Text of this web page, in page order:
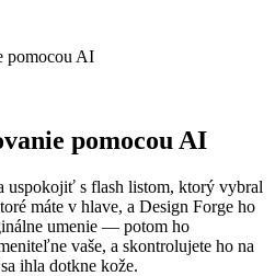
pomocou AI
pomocou AI
uspokojiť s flash listom, ktorý vybral
máte v hlave, a Design Forge ho
umenie — potom ho
vaše, a skontrolujete ho na
ihla dotkne kože.